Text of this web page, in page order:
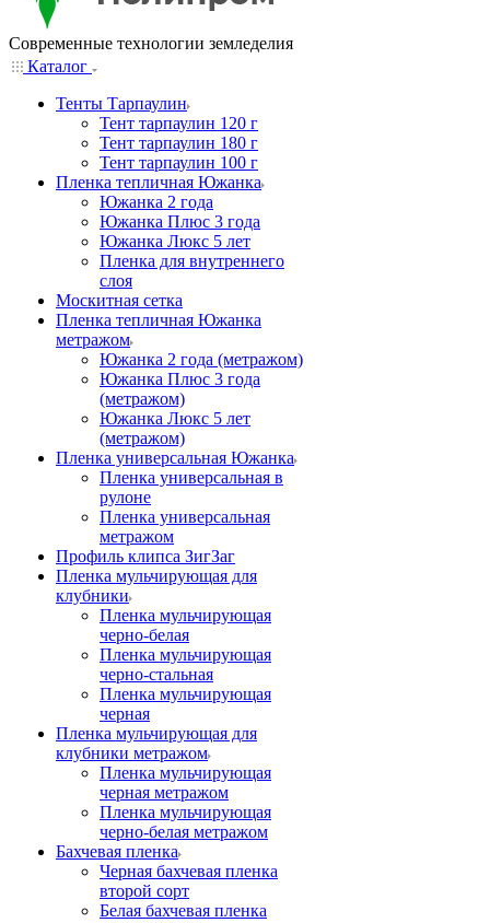
Современные технологии земледелия
Каталог
Тенты Тарпаулин
Тент тарпаулин 120 г
Тент тарпаулин 180 г
Тент тарпаулин 100 г
Пленка тепличная Южанка
Южанка 2 года
Южанка Плюс 3 года
Южанка Люкс 5 лет
Пленка для внутреннего
слоя
Москитная сетка
Пленка тепличная Южанка
метражом
Южанка 2 года (метражом)
Южанка Плюс 3 года
(метражом)
Южанка Люкс 5 лет
(метражом)
Пленка универсальная Южанка
Пленка универсальная в
рулоне
Пленка универсальная
метражом
Профиль клипса ЗигЗаг
Пленка мульчирующая для
клубники
Пленка мульчирующая
черно-белая
Пленка мульчирующая
черно-стальная
Пленка мульчирующая
черная
Пленка мульчирующая для
клубники метражом
Пленка мульчирующая
черная метражом
Пленка мульчирующая
черно-белая метражом
Бахчевая пленка
Черная бахчевая пленка
второй сорт
Белая бахчевая пленка